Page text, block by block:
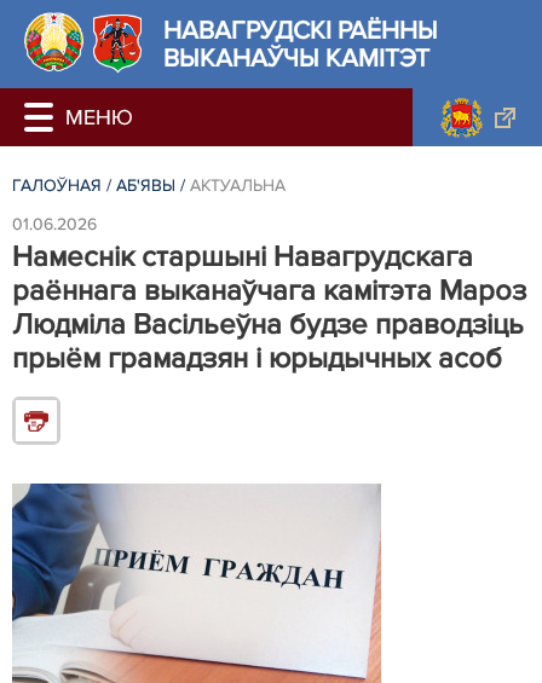
НАВАГРУДСКІ РАЁННЫ
ВЫКАНАЎЧЫ КАМІТЭТ
ГАЛОЎНАЯ / АБ'ЯВЫ / АКТУАЛЬНА
01.06.2026
Намеснік старшыні Навагрудскага
раённага выканаўчага камітэта Мароз
Людміла Васільеўна будзе праводзіць
прыём грамадзян і юрыдычных асоб